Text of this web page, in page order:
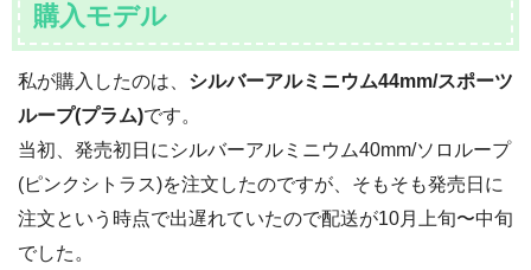
購入モデル
私が購入したのは、 シルバーアルミニウム44mm/スポーツ
ループ(プラム)です。
当初、発売初日にシルバーアルミニウム40mm/ソロループ
(ピンクシトラス)を注文したのですが、そもそも発売日に
注文という時点で出遅れていたので配送が10月上旬〜中旬
でした。